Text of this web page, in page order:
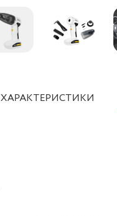
ХАРАКТЕРИСТИКИ